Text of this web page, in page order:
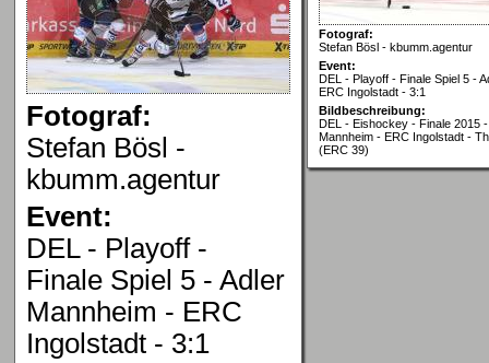
Fotograf:
Stefan Bösl -
kbumm.agentur
Event:
DEL - Playoff -
Finale Spiel 5 - Adler
Mannheim - ERC
Ingolstadt - 3:1
Fotograf:
Stefan Bösl - kbumm.agentur
Event:
DEL - Playoff - Finale Spiel 5 -
ERC Ingolstadt - 3:1
Bildbeschreibung:
DEL - Eishockey - Finale 2015
Mannheim - ERC Ingolstadt -
(ERC 39)